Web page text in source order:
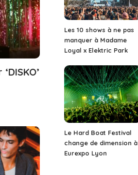
Les 10 shows à ne pas
manquer à Madame
Loyal x Elektric Park
Le Hard Boat Festival
change de dimension à
Eurexpo Lyon